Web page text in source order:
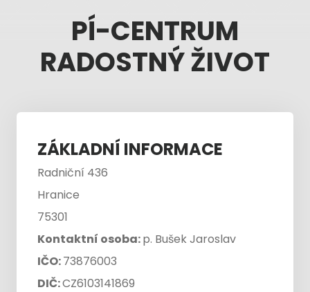
PÍ-CENTRUM
RADOSTNÝ ŽIVOT
ZÁKLADNÍ INFORMACE
Radniční 436
Hranice
75301
Kontaktní osoba:p. Bušek Jaroslav
IČO:73876003
DIČ:CZ6103141869